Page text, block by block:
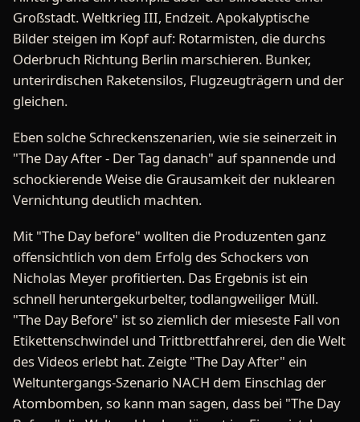
Großstadt. Weltkrieg III, Endzeit. Apokalyptische
Bilder steigen im Kopf auf: Rotarmisten, die durchs
Oderbruch Richtung Berlin marschieren. Bunker,
unterirdischen Raketensilos, Flugzeugträgern und der
gleichen.
Eben solche Schreckenszenarien, wie sie seinerzeit in
"The Day After - Der Tag danach" auf spannende und
schockierende Weise die Grausamkeit der nuklearen
Vernichtung deutlich machten.
Mit "The Day before" wollten die Produzenten ganz
offensichtlich von dem Erfolg des Schockers von
Nicholas Meyer profitierten. Das Ergebnis ist ein
schnell heruntergekurbelter, todlangweiliger Müll.
"The Day Before" ist so ziemlich der mieseste Fall von
Etikettenschwindel und Trittbrettfahrerei, den die Welt
des Videos erlebt hat. Zeigte "The Day After" ein
Weltuntergangs-Szenario NACH dem Einschlag der
Atombomben, so kann man sagen, dass bei "The Day